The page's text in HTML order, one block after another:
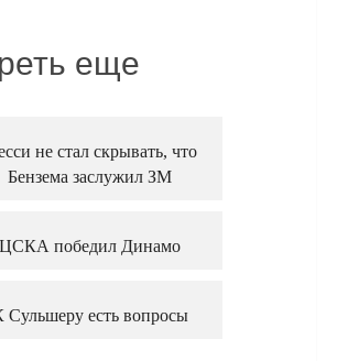
еще
не стал скрывать, что
Бензема заслужил ЗМ
ЦСКА победил Динамо
Сульшеру есть вопросы